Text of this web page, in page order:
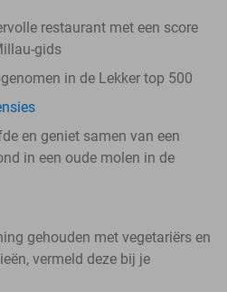
restaurant met een score
gids
in de Lekker top 500
en geniet samen van een
in een oude molen in de
gehouden met vegetariërs en
vermeld deze bij je